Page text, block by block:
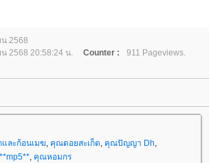
2568
2568 20:58:24 น. Counter :
911 Pageviews.
ละก้อนเมฆ, คุณดอยสะเก็ด, คุณปัญญา Dh,
, คุณหอมกร